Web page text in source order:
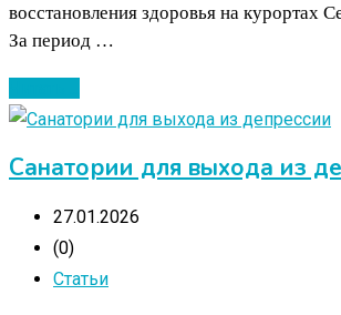
восстановления здоровья на курортах
За период …
Санатории для выхода из
27.01.2026
(0)
Статьи